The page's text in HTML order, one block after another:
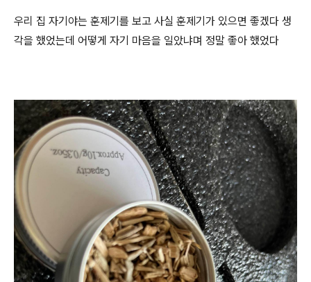
우리 집 자기야는 훈제기를 보고 사실 훈제기가 있으면 좋겠다 생
각을 했었는데 어떻게 자기 마음을 일았냐며 정말 좋아 했었다